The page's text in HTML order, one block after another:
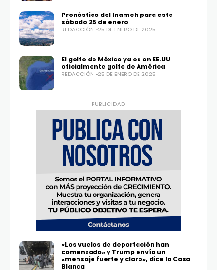
100,0
Pronóstico del Inameh para este
sábado 25 de enero
REDACCIÓN 25 DE ENERO DE 2025
El golfo de México ya es en EE.UU
oficialmente golfo de América
REDACCIÓN 25 DE ENERO DE 2025
PUBLICIDAD
«Los vuelos de deportación han
comenzado» y Trump envía un
«mensaje fuerte y claro», dice la Casa
Blanca